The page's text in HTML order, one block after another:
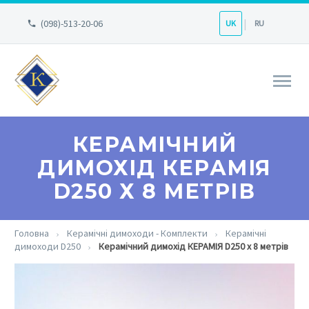
(098)-513-20-06 UK RU
КЕРАМІЧНИЙ
ДИМОХІД КЕРАМІЯ
D250 Х 8 МЕТРІВ
Головна Керамічні димоходи - Комплекти
Керамічні
димоходи D250
Керамічний димохід КЕРАМІЯ D250 х 8 метрів